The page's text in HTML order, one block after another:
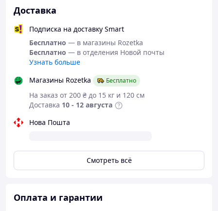
полотну и стяганию всех слоев - изделие не
сбивается по углам;
Наматрасник не сползёт, так как крепится
на эластичной резинке по периметру;
Обладает антиаллергенными свойствами;
Высота бортика: 25 см;
Качество и долговечность.
Варианты размеров:
140х200
Доставка
Подписка на доставку Smart
Бесплатно — в магазины Rozetka
Бесплатно — в отделения Новой почты
Узнать больше
Магазины Rozetka
Бесплатно
На заказ от 200 ₴ до 15 кг и 120 см
Доставка 10 - 12 августа
Нова Пошта
Смотреть всё
Оплата и гарантии